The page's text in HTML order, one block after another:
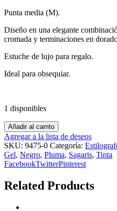
Punta media (M).
Diseño en una elegante
cromada y terminaciones en
Estuche de lujo para regalo.
Ideal para obsequiar.
1 disponibles
Añadir al carrito
Agregar a la lista de deseos
SKU: 9475-0 Categoría:
Gel, Negro, Pluma, Sagaris, Tinta
FacebookTwitterPinterest
Related Products